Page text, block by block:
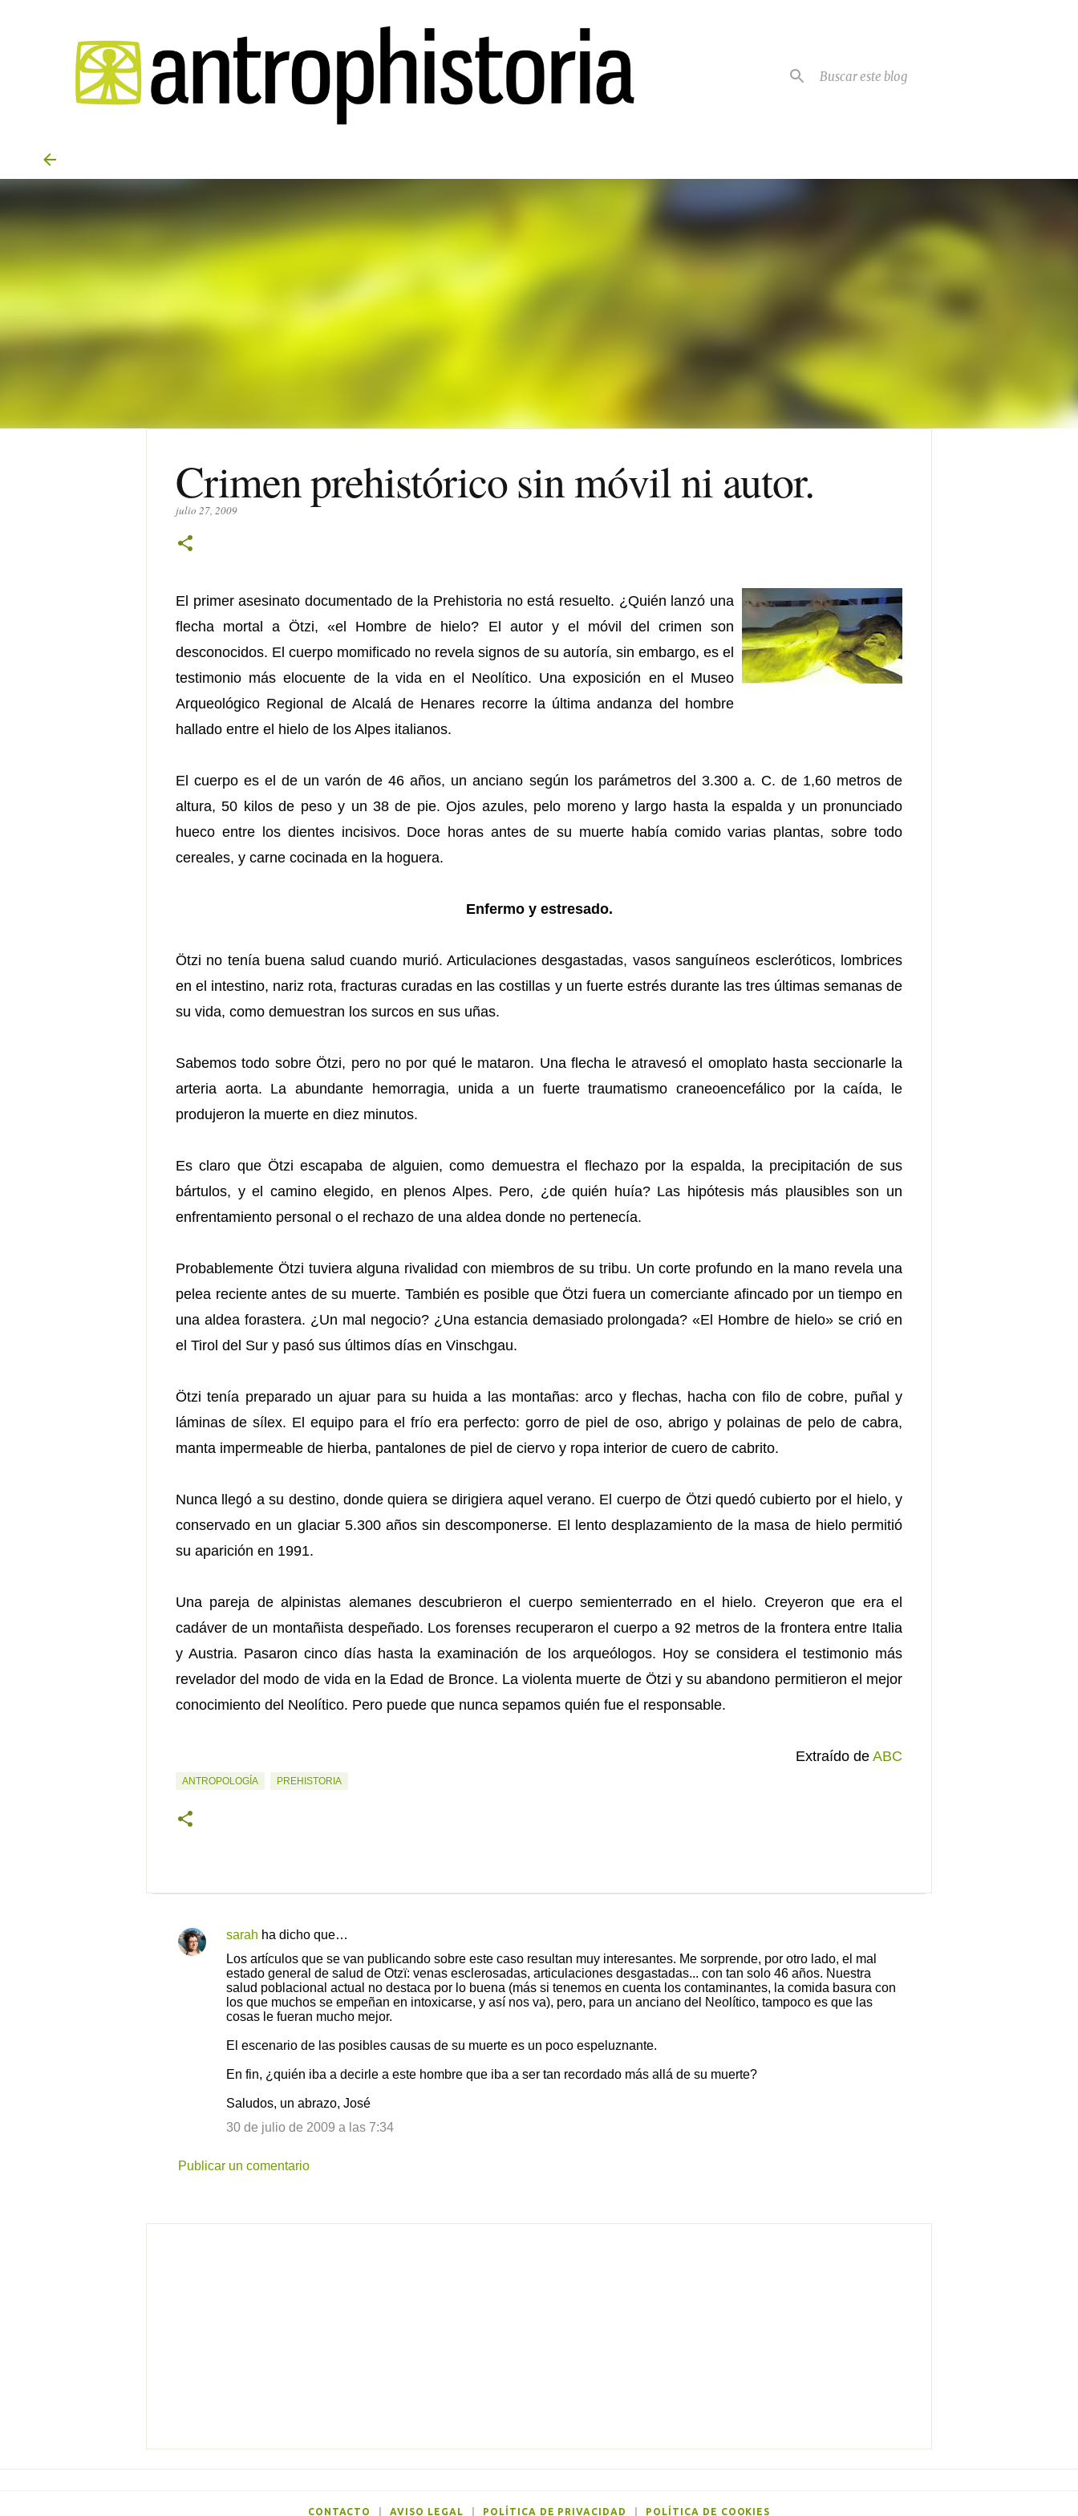
Crimen prehistórico sin móvil ni autor.
julio 27, 2009
El primer asesinato documentado de la Prehistoria no está resuelto. ¿Quién lanzó una
flecha mortal a Ötzi, «el Hombre de hielo? El autor y el móvil del crimen son
desconocidos. El cuerpo momificado no revela signos de su autoría, sin embargo, es el
testimonio más elocuente de la vida en el Neolítico. Una exposición en el Museo
Arqueológico Regional de Alcalá de Henares recorre la última andanza del hombre
hallado entre el hielo de los Alpes italianos.
El cuerpo es el de un varón de 46 años, un anciano según los parámetros del 3.300 a. C. de 1,60 metros de
altura, 50 kilos de peso y un 38 de pie. Ojos azules, pelo moreno y largo hasta la espalda y un pronunciado
hueco entre los dientes incisivos. Doce horas antes de su muerte había comido varias plantas, sobre todo
cereales, y carne cocinada en la hoguera.
Enfermo y estresado.
Ötzi no tenía buena salud cuando murió. Articulaciones desgastadas, vasos sanguíneos escleróticos, lombrices
en el intestino, nariz rota, fracturas curadas en las costillas y un fuerte estrés durante las tres últimas semanas de
su vida, como demuestran los surcos en sus uñas.
Sabemos todo sobre Ötzi, pero no por qué le mataron. Una flecha le atravesó el omoplato hasta seccionarle la
arteria aorta. La abundante hemorragia, unida a un fuerte traumatismo craneoencefálico por la caída, le
produjeron la muerte en diez minutos.
Es claro que Ötzi escapaba de alguien, como demuestra el flechazo por la espalda, la precipitación de sus
bártulos, y el camino elegido, en plenos Alpes. Pero, ¿de quién huía? Las hipótesis más plausibles son un
enfrentamiento personal o el rechazo de una aldea donde no pertenecía.
Probablemente Ötzi tuviera alguna rivalidad con miembros de su tribu. Un corte profundo en la mano revela una
pelea reciente antes de su muerte. También es posible que Ötzi fuera un comerciante afincado por un tiempo en
una aldea forastera. ¿Un mal negocio? ¿Una estancia demasiado prolongada? «El Hombre de hielo» se crió en
el Tirol del Sur y pasó sus últimos días en Vinschgau.
Ötzi tenía preparado un ajuar para su huida a las montañas: arco y flechas, hacha con filo de cobre, puñal y
láminas de sílex. El equipo para el frío era perfecto: gorro de piel de oso, abrigo y polainas de pelo de cabra,
manta impermeable de hierba, pantalones de piel de ciervo y ropa interior de cuero de cabrito.
Nunca llegó a su destino, donde quiera se dirigiera aquel verano. El cuerpo de Ötzi quedó cubierto por el hielo, y
conservado en un glaciar 5.300 años sin descomponerse. El lento desplazamiento de la masa de hielo permitió
su aparición en 1991.
Una pareja de alpinistas alemanes descubrieron el cuerpo semienterrado en el hielo. Creyeron que era el
cadáver de un montañista despeñado. Los forenses recuperaron el cuerpo a 92 metros de la frontera entre Italia
y Austria. Pasaron cinco días hasta la examinación de los arqueólogos. Hoy se considera el testimonio más
revelador del modo de vida en la Edad de Bronce. La violenta muerte de Ötzi y su abandono permitieron el mejor
conocimiento del Neolítico. Pero puede que nunca sepamos quién fue el responsable.
.
Extraído de ABC
ANTROPOLOGÍA PREHISTORIA
C
s
sarah ha dicho que…
Los artículos que se van publicando sobre este caso resultan muy interesantes. Me sorprende, por otro lado, el mal
estado general de salud de Otzï: venas esclerosadas, articulaciones desgastadas... con tan solo 46 años. Nuestra
salud poblacional actual no destaca por lo buena (más si tenemos en cuenta los contaminantes, la comida basura con
los que muchos se empeñan en intoxicarse, y así nos va), pero, para un anciano del Neolítico, tampoco es que las
cosas le fueran mucho mejor.
El escenario de las posibles causas de su muerte es un poco espeluznante.
En fin, ¿quién iba a decirle a este hombre que iba a ser tan recordado más allá de su muerte?
Saludos, un abrazo, José
30 de julio de 2009 a las 7:34
Publicar un comentario
CONTACTO AVISO LEGAL POLÍTICA DE PRIVACIDAD POLÍTICA DE COOKIES